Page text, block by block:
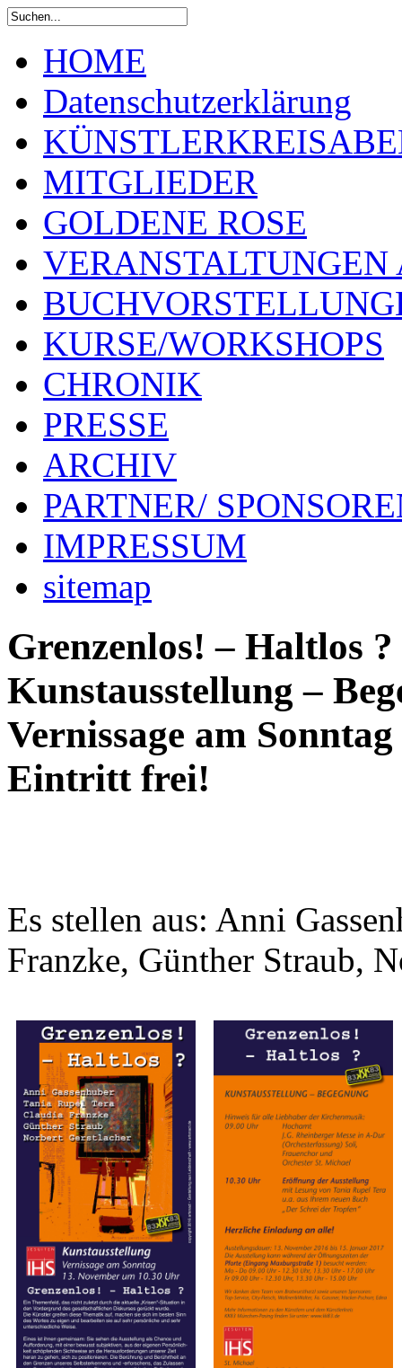
HOME
Datenschutzerklärung
MITGLIEDER
GOLDENE ROSE
KURSE/WORKSHOPS
CHRONIK
PRESSE
ARCHIV
PARTNER/
IMPRESSUM
sitemap
Grenzenlos! – Haltlos ?
Kunstausstellung –
Vernissage am
Eintritt frei!
Es stellen aus: Anni
Franzke, Günther Straub,